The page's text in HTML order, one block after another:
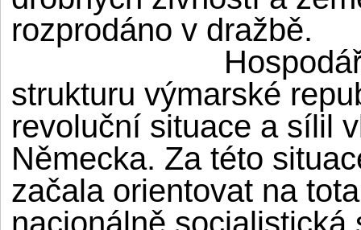
rozprodáno v dražbě.
strukturu výmarské
revoluční situace a sílil
Německa. Za této
začala orientovat na
nacionálně